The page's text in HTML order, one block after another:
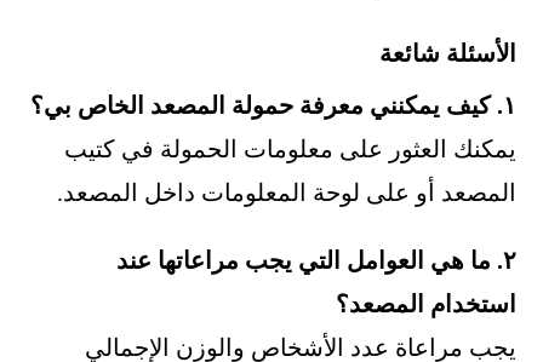
الأسئلة شائعة
١. كيف يمكنني معرفة حمولة المصعد الخاص بي؟
يمكنك العثور على معلومات الحمولة في كتيب
المصعد أو على لوحة المعلومات داخل المصعد.
٢. ما هي العوامل التي يجب مراعاتها عند
استخدام المصعد؟
يجب مراعاة عدد الأشخاص والوزن الإجمالي